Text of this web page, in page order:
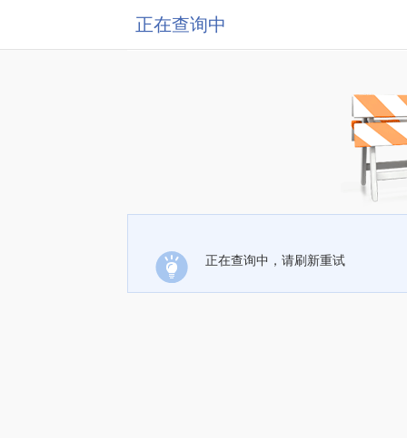
正在查询中
正在查询中，请刷新重试